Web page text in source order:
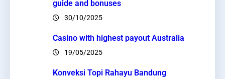
guide and bonuses
30/10/2025
Casino with highest payout Australia
19/05/2025
Konveksi Topi Rahayu Bandung